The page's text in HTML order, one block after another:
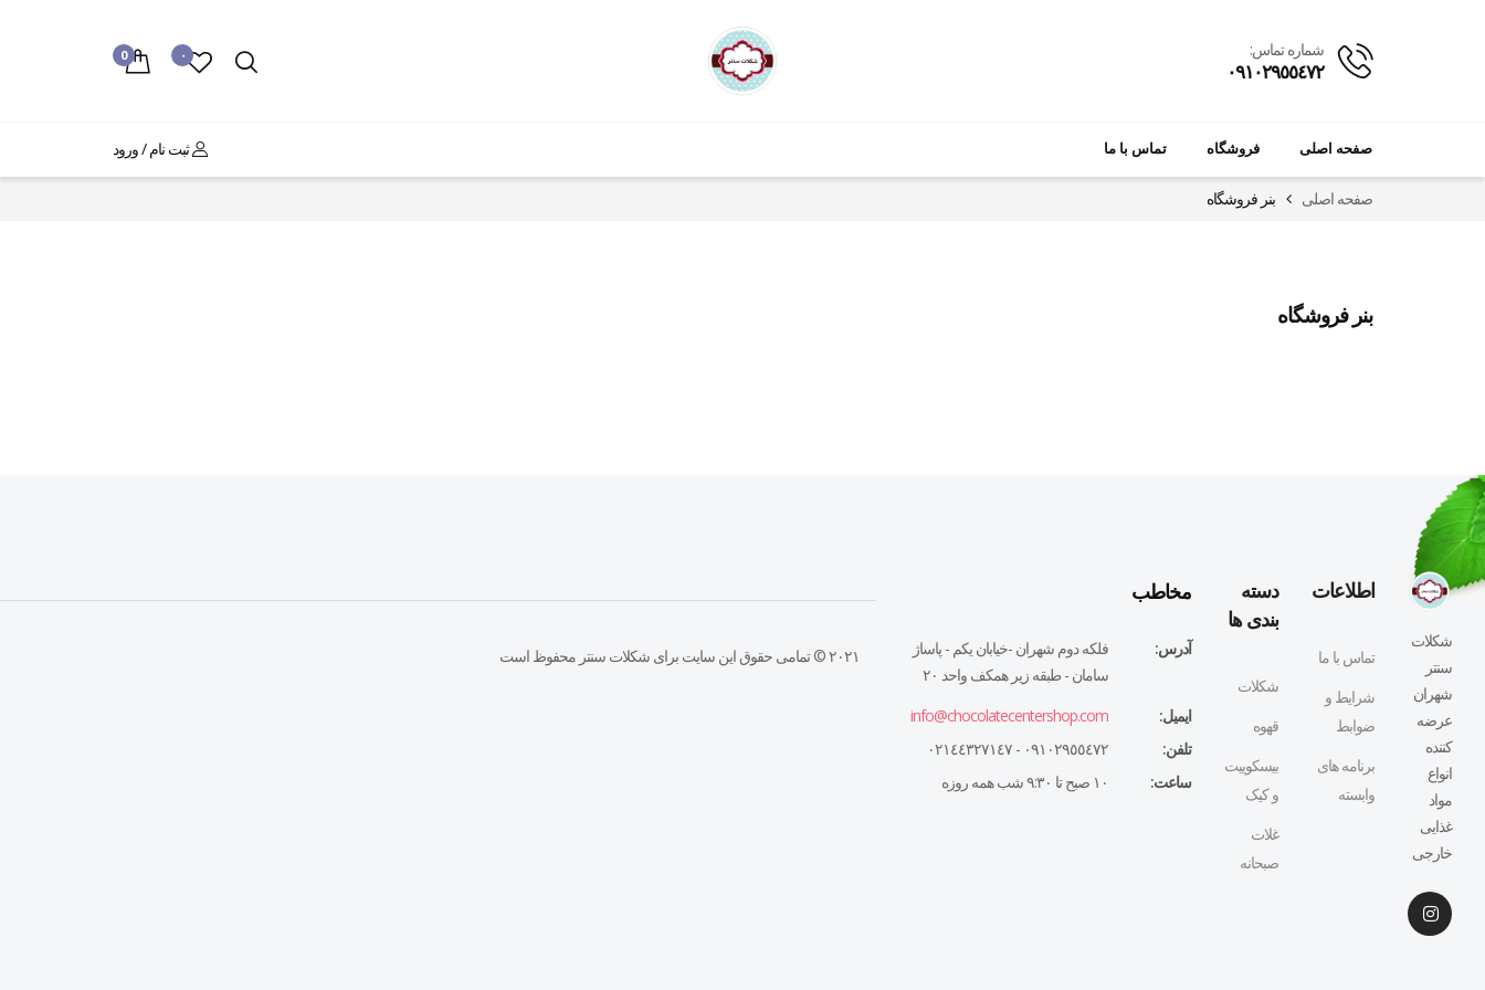
شماره تماس:
٠٩١٠٢٩٥٥٤٧٢
۰ 0
صفحه اصلی فروشگاه تماس با ما ثبت نام / ورود
صفحه اصلی بنر فروشگاه
بنر فروشگاه
شکلات
سنتر
شهران
عرضه
کننده
انواع
مواد
غذایی
خارجی
اطلاعات
تماس با ما
شرایط و
ضوابط
برنامه های
وابسته
دسته
بندی ها
شکلات
قهوه
بیسکوییت
و کیک
غلات
صبحانه
مخاطب
آدرس:
فلكه دوم شهران -خيابان يكم - پاساژ
سامان - طبقه زير همكف واحد ٢٠
ایمیل:
info@chocolatecentershop.com
تلفن:
٠٩١٠٢٩٥٥٤٧٢ - ٠٢١٤٤٣٢٧١٤٧
ساعت:
١٠ صبح تا ٩:٣٠ شب همه روزه
۲۰۲۱ © تمامی حقوق این سایت برای شکلات سنتر محفوظ است